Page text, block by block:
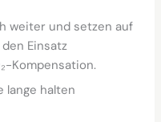
weiter und setzen auf
Einsatz
Kompensation.
lange halten